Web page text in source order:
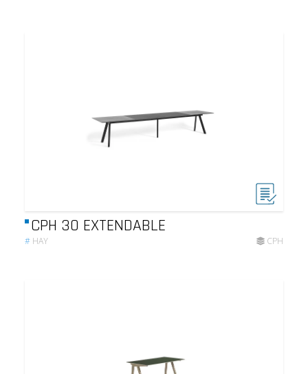
CPH 30 EXTENDABLE
# HAY CPH